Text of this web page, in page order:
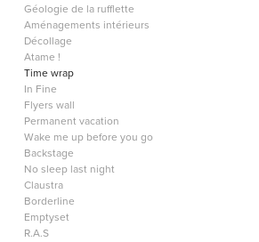
Géologie de la rufflette
Aménagements intérieurs
Décollage
Atame !
Time wrap
In Fine
Flyers wall
Permanent vacation
Wake me up before you go
Backstage
No sleep last night
Claustra
Borderline
Emptyset
R.A.S